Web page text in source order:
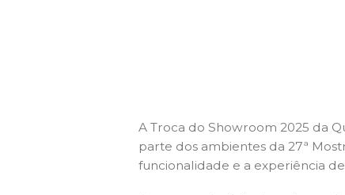
A Troca do Showroom 2025 da
parte dos ambientes da 27ª
funcionalidade e a experiência